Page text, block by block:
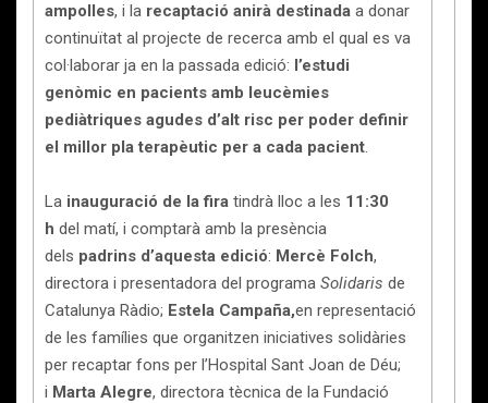
ampolles, i la recaptació anirà destinada a donar
continuïtat al projecte de recerca amb el qual es va
col·laborar ja en la passada edició: l’estudi
genòmic en pacients amb leucèmies
pediàtriques agudes d’alt risc per poder definir
el millor pla terapèutic per a cada pacient.
La inauguració de la fira tindrà lloc a les 11:30
h del matí, i comptarà amb la presència
dels padrins d’aquesta edició: Mercè Folch,
directora i presentadora del programa Solidaris de
Catalunya Ràdio; Estela Campaña,en representació
de les famílies que organitzen iniciatives solidàries
per recaptar fons per l’Hospital Sant Joan de Déu;
i Marta Alegre, directora tècnica de la Fundació